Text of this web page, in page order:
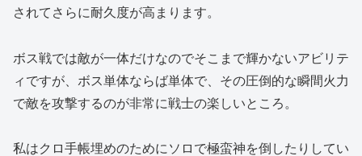
されてさらに耐久度が高まります。
ボス戦では敵が一体だけなのでそこまで輝かないアビリテ
ィですが、ボス単体ならば単体で、その圧倒的な瞬間火力
で敵を攻撃するのが非常に戦士の楽しいところ。
私はクロ手帳埋めのためにソロで極蛮神を倒したりしてい